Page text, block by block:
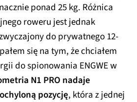
ponad 25 kg. Różnica
roweru jest jednak
do prywatnego 12-
się na tym, że chciałem
do spionowania ENGWE w
N1 PRO nadaje
pozycję, która z jednej